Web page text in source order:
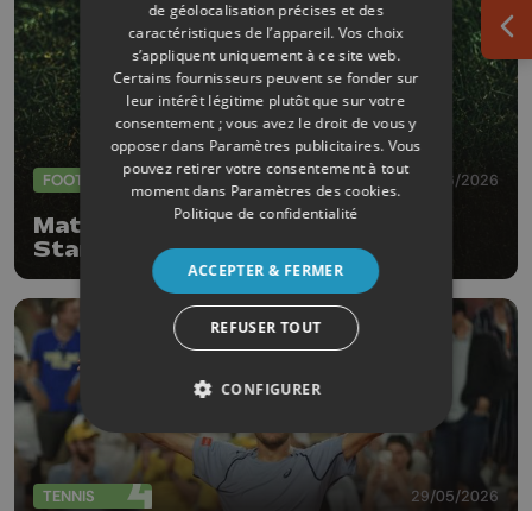
FOOTBALL 01/06/2026
Match de gala à Sclessin, le
Standard accueillera la Juventus
TENNIS 29/05/2026
de géolocalisation précises et des
caractéristiques de l’appareil. Vos choix
s’appliquent uniquement à ce site web.
Certains fournisseurs peuvent se fonder sur
leur intérêt légitime plutôt que sur votre
consentement ; vous avez le droit de vous y
opposer dans Paramètres publicitaires. Vous
pouvez retirer votre consentement à tout
moment dans Paramètres des cookies.
Politique de confidentialité
ACCEPTER & FERMER
REFUSER TOUT
CONFIGURER